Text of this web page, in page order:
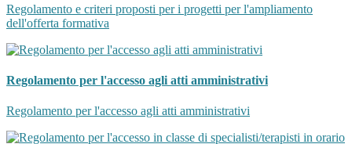
Regolamento e criteri proposti per i progetti per l'ampliamento
dell'offerta formativa
Regolamento per l'accesso agli atti amministrativi
Regolamento per l'accesso agli atti amministrativi